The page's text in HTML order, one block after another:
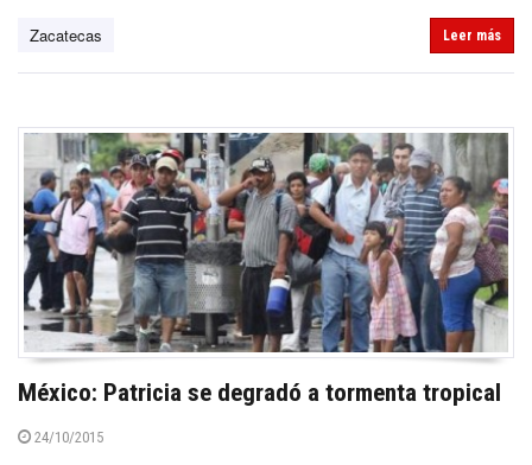
Zacatecas Leer más
México: Patricia se degradó a tormenta tropical
24/10/2015